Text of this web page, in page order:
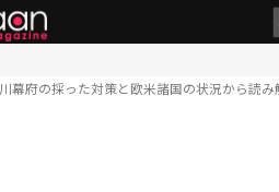
府の採った対策と欧米諸国の状況から読み